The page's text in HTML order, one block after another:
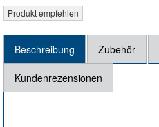
Beschreibung Zubehör
Kundenrezensionen